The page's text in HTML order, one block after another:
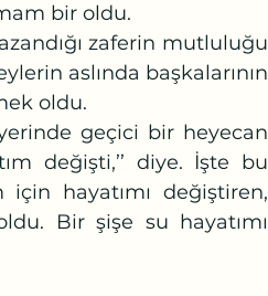
bir oldu.
aslında başkalarının
oldu.
değişti,’’ diye. İşte bu
hayatımı değiştiren,
Bir şişe su hayatımı